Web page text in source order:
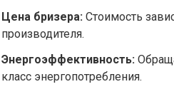
Цена бризера: Стоимость
производителя.
Энергоэффективность:
класс энергопотребления.